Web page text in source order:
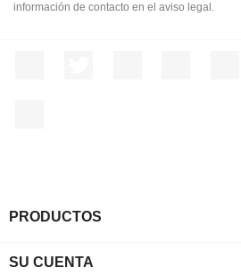
información de contacto en el aviso legal.
PRODUCTOS
SU CUENTA